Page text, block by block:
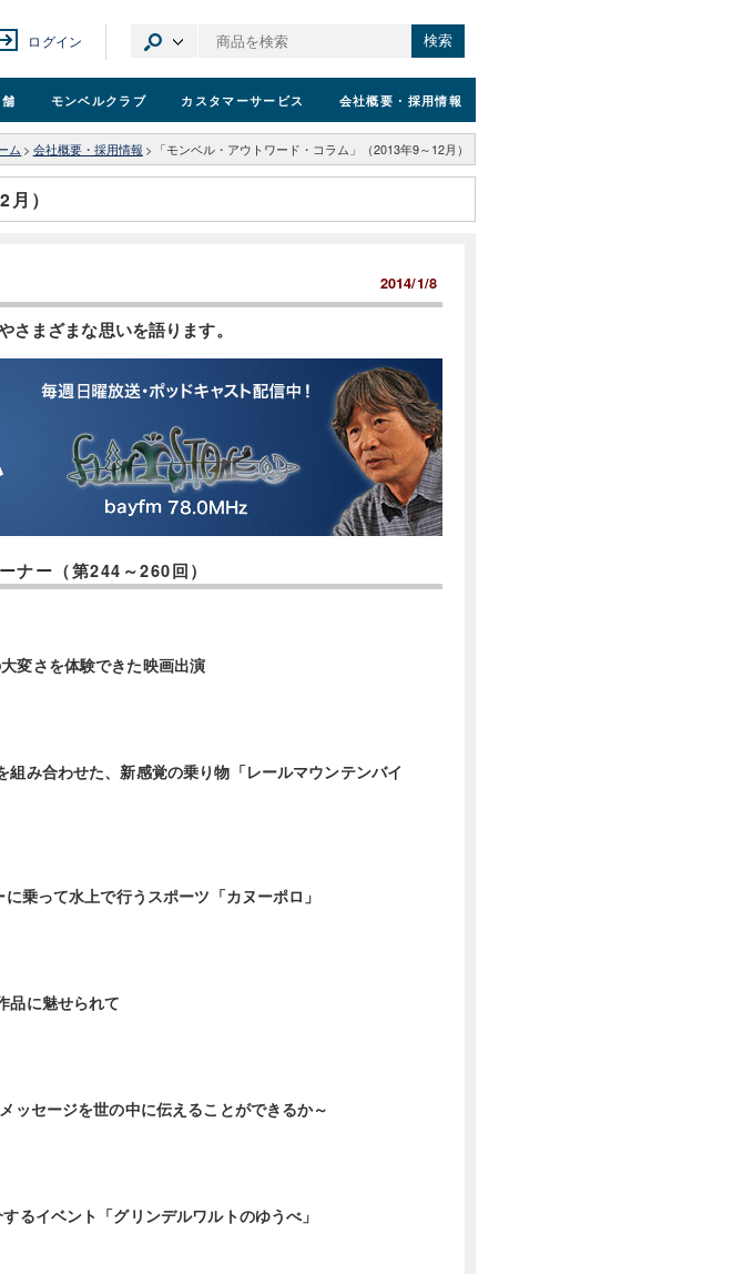
ログイン 検索
モンベルクラブ カスタマーサービス 会社概要 ・採用情報
ム > 会社概要・採用情報 > 「モンベル・アウトワード・コラム」（2013年9～12月）
）
2014/1/8
まざまな思いを語ります。
ナー（第244～260回）
変さを体験できた映画出演
み合わせた、新感覚の乗り物「レールマウンテンバイ
って水上で行うスポーツ「カヌーポロ」
品に魅せられて
セージを世の中に伝えることができるか～
イベント「グリンデルワルトのゆうべ」